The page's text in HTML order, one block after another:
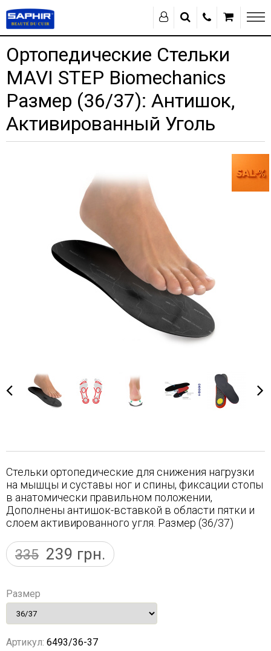
Ортопедические Стельки
MAVI STEP Biomechanics
Размер (36/37): Антишок,
Активированный Уголь
Стельки ортопедические для снижения нагрузки
на мышцы и суставы ног и спины, фиксации стопы
в анатомически правильном положении,
Дополнены антишок-вставкой в области пятки и
слоем активированного угля. Размер (36/37)
335 239 грн.
Размер
Артикул: 6493/36-37